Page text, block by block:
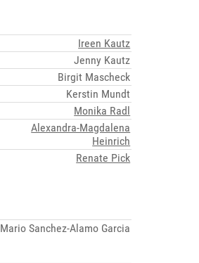
Ireen Kautz
Jenny Kautz
Birgit Mascheck
Kerstin Mundt
Monika Radl
Alexandra-Magdalena
Heinrich
Renate Pick
Mario Sanchez-Alamo Garcia